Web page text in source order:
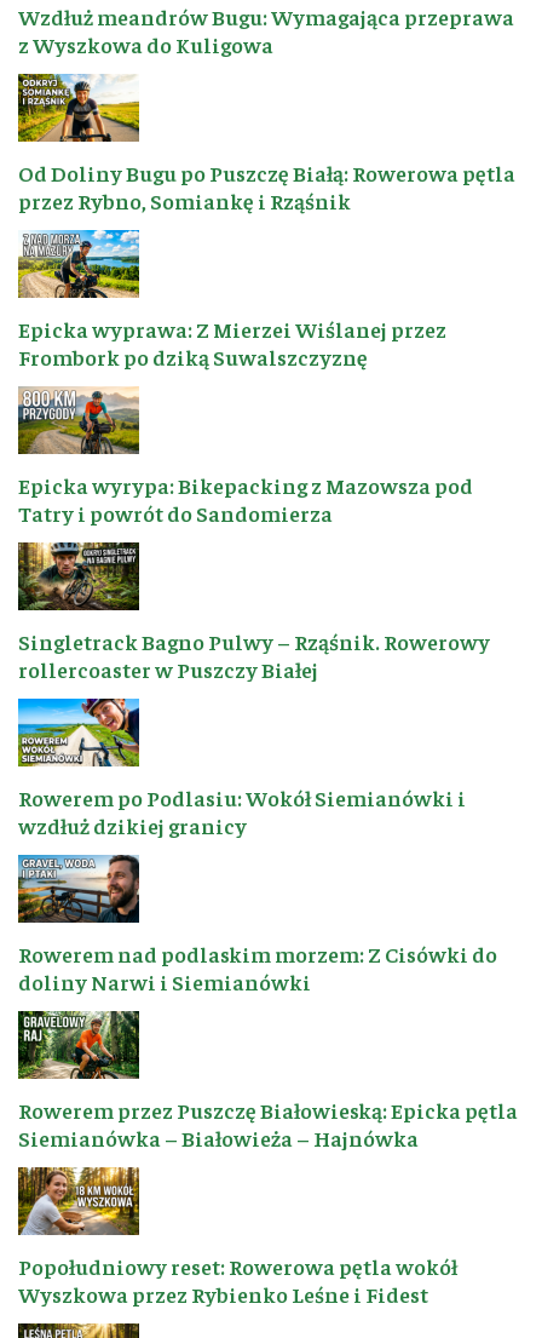
Wzdłuż meandrów Bugu: Wymagająca przeprawa
z Wyszkowa do Kuligowa
Od Doliny Bugu po Puszczę Białą: Rowerowa pętla
przez Rybno, Somiankę i Rząśnik
Epicka wyprawa: Z Mierzei Wiślanej przez
Frombork po dziką Suwalszczyznę
Epicka wyrypa: Bikepacking z Mazowsza pod
Tatry i powrót do Sandomierza
Singletrack Bagno Pulwy – Rząśnik. Rowerowy
rollercoaster w Puszczy Białej
Rowerem po Podlasiu: Wokół Siemianówki i
wzdłuż dzikiej granicy
Rowerem nad podlaskim morzem: Z Cisówki do
doliny Narwi i Siemianówki
Rowerem przez Puszczę Białowieską: Epicka pętla
Siemianówka – Białowieża – Hajnówka
Popołudniowy reset: Rowerowa pętla wokół
Wyszkowa przez Rybienko Leśne i Fidest